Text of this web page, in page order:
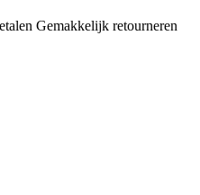
Gemakkelijk retourneren